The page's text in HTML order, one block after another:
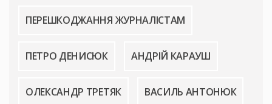
ПЕРЕШКОДЖАННЯ ЖУРНАЛІСТАМ
ПЕТРО ДЕНИСЮК АНДРІЙ КАРАУШ
ОЛЕКСАНДР ТРЕТЯК ВАСИЛЬ АНТОНЮК